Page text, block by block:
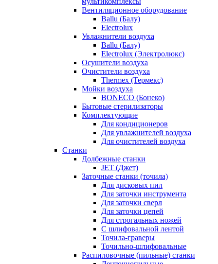
Вентиляционное оборудование
Ballu (Балу)
Electrolux
Увлажнители воздуха
Ballu (Балу)
Electrolux (Электролюкс)
Осушители воздуха
Очистители воздуха
Thermex (Термекс)
Мойки воздуха
BONECO (Бонеко)
Бытовые стерилизаторы
Комплектующие
Для кондиционеров
Для увлажнителей воздуха
Для очистителей воздуха
Станки
Долбежные станки
JET (Джет)
Заточные станки (точила)
Для дисковых пил
Для заточки инструмента
Для заточки сверл
Для заточки цепей
Для строгальных ножей
С шлифовальной лентой
Точила-граверы
Точильно-шлифовальные
Распиловочные (пильные) станки